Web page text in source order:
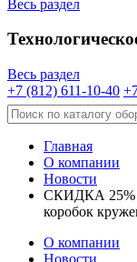
Весь раздел
Весь раздел
+7 (812) 611-10-40
Главная
О компании
Новости
СКИДКА 25%
коробок
О компании
Новости